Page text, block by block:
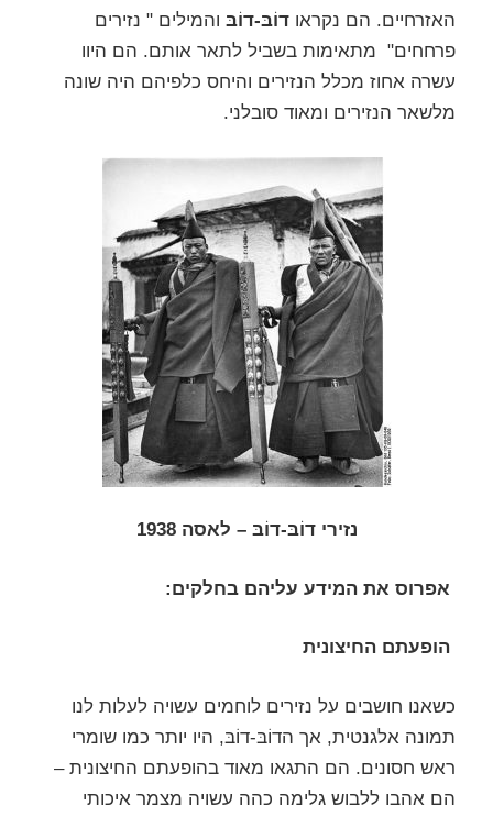
האזרחיים. הם נקראו דוֹבּ-דוֹבּ והמילים " נזירים
פרחחים" מתאימות בשביל לתאר אותם. הם היוו
עשרה אחוז מכלל הנזירים והיחס כלפיהם היה שונה
מלשאר הנזירים ומאוד סובלני.
נזירי דוֹבּ-דוֹבּ – לאסה 1938
אפרוס את המידע עליהם בחלקים:
הופעתם החיצונית
כשאנו חושבים על נזירים לוחמים עשויה לעלות לנו
תמונה אלגנטית, אך הדוֹבּ-דוֹבּ, היו יותר כמו שומרי
ראש חסונים. הם התגאו מאוד בהופעתם החיצונית –
הם אהבו ללבוש גלימה כהה עשויה מצמר איכותי